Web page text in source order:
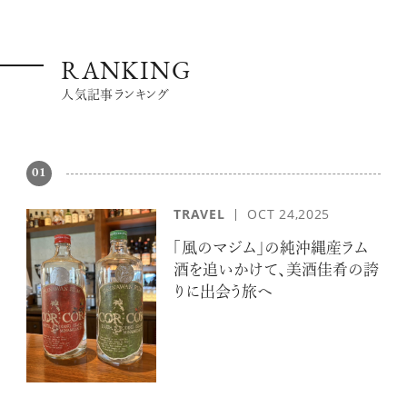
RANKING
人気記事ランキング
01
TRAVEL OCT 24,2025
「風のマジム」の純沖縄産ラム
酒を追いかけて、美酒佳肴の誇
りに出会う旅へ